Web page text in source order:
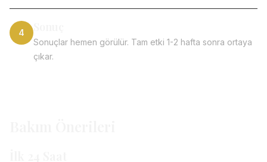
4
Sonuçlar hemen görülür. Tam etki 1-2 hafta sonra ortaya
çıkar.